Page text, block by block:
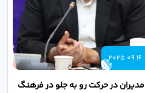
2025 09 16
مدیران در حرکت رو به جلو در فرهنگ